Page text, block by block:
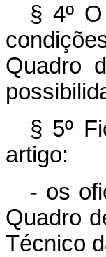
§ 4º
Quadro
§ 5º
artigo:
- os
Quadro
Técnico